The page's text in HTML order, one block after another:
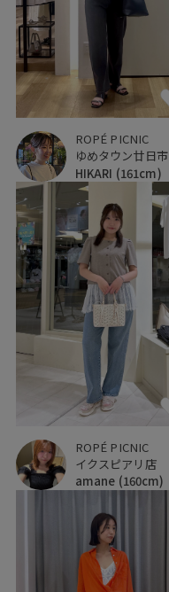
ROPÉ PICNIC
ゆめタウン廿日市
HIKARI (161cm)
ROPÉ PICNIC
イクスピアリ店
amane (160cm)